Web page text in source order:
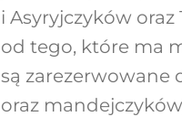
i Asyryjczyków
od tego, które ma
są zarezerwowane
oraz